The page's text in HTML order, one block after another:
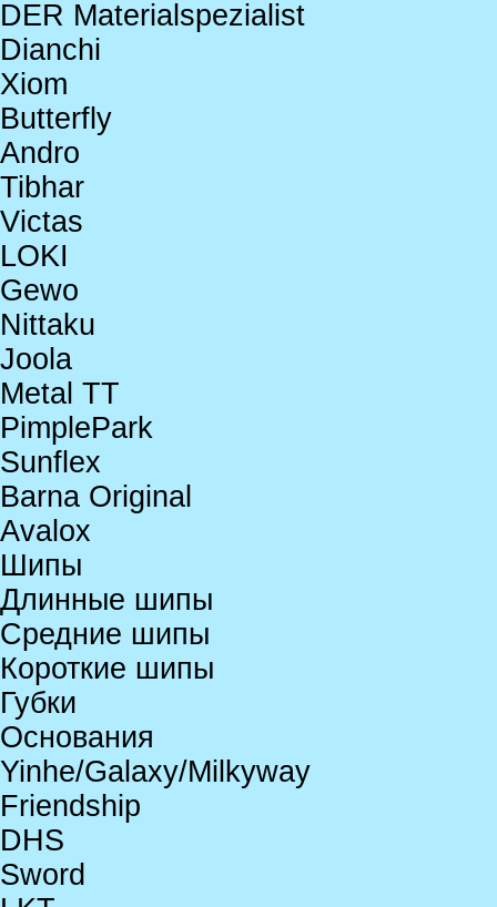
DER Materialspezialist
Dianchi
Xiom
Butterfly
Andro
Tibhar
Victas
LOKI
Gewo
Nittaku
Joola
Metal TT
PimplePark
Sunflex
Barna Original
Avalox
Шипы
Длинные шипы
Средние шипы
Короткие шипы
Губки
Основания
Yinhe/Galaxy/Milkyway
Friendship
DHS
Sword